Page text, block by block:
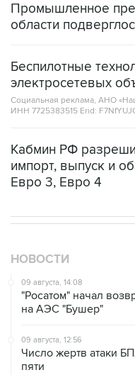
Промышленное
области
Беспилотные
электросетевых
Социальная реклама, АНО
ИНН 7725383515 Erid:
Кабмин РФ
импорт, выпуск и
Евро 3, Евро 4
НОВОСТИ
09 августа, 14:08
"Росатом" начал
на АЭС "Бушер"
09 августа, 12:56
Число жертв атаки
пяти